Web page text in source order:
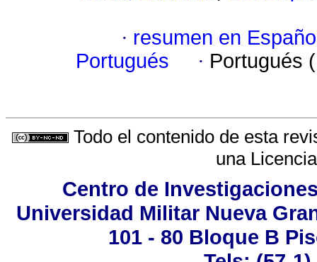
· resumen en
Portugués
· Portugués
Todo el contenido de esta
una
Centro de
Universidad Militar Nueva
101 - 80 Bloque B